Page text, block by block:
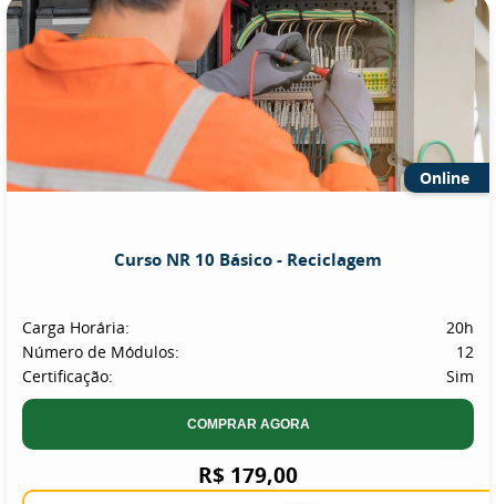
Online
Curso NR 10 Básico - Reciclagem
Carga Horária:
20h
Número de Módulos:
12
Certificação:
Sim
COMPRAR AGORA
R$ 179,00